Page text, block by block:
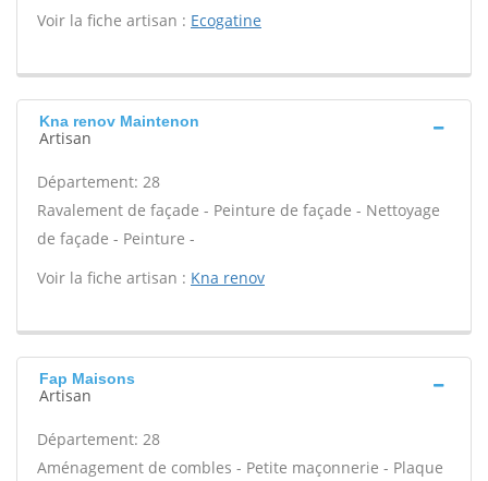
Voir la fiche artisan : Ecogatine
Kna renov Maintenon
Artisan
Département: 28
Ravalement de façade - Peinture de façade - Nettoyage
de façade - Peinture -
Voir la fiche artisan : Kna renov
Fap Maisons
Artisan
Département: 28
Aménagement de combles - Petite maçonnerie - Plaque